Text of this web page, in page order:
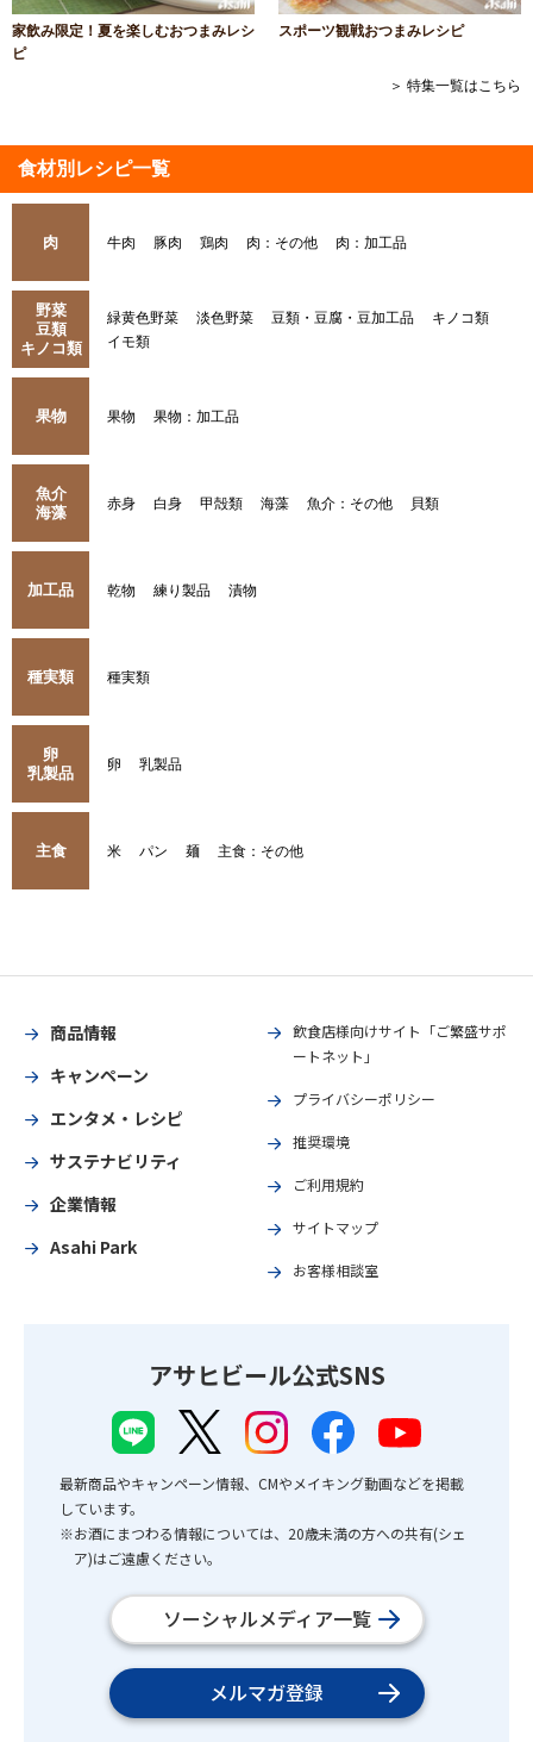
家飲み限定！夏を楽しむおつまみレシ
ピ
スポーツ観戦おつまみレシピ
＞ 特集一覧はこちら
食材別レシピ一覧
肉 牛肉 豚肉 鶏肉 肉：その他 肉：加工品
野菜
豆類
キノコ類
緑黄色野菜 淡色野菜 豆類・豆腐・豆加工品
キノコ類
イモ類
果物 果物 果物：加工品
魚介
海藻
赤身 白身 甲殻類 海藻 魚介：その他 貝類
加工品 乾物 練り製品 漬物
種実類 種実類
卵
乳製品
卵 乳製品
主食 米 パン 麺 主食：その他
商品情報
キャンペーン
エンタメ・レシピ
サステナビリティ
企業情報
Asahi Park
飲食店様向けサイト「ご繁盛サポ
ートネット」
プライバシーポリシー
推奨環境
ご利用規約
サイトマップ
お客様相談室
アサヒビール公式SNS
最新商品やキャンペーン情報、CMやメイキング動画などを掲載
しています。
※お酒にまつわる情報については、20歳未満の方への共有(シェ
ア)はご遠慮ください。
ソーシャルメディア一覧
メルマガ登録